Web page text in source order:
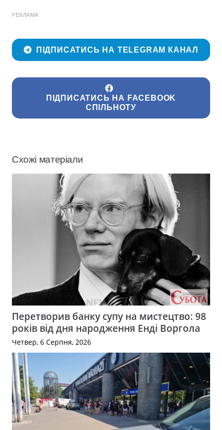
РЕКЛАМА
ПІДПИСАТИСЬ НА TELEGRAM КАНАЛ
ПІДПИСАТИСЬ НА FACEBOOK
СПІЛЬНОТУ
Схожі матеріали
Перетворив банку супу на мистецтво: 98
років від дня народження Енді Воргола
Четвер, 6 Серпня, 2026